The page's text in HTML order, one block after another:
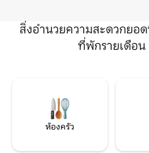
สิ่งอำนวยความสะดวกยอ
ที่พักรายเดือน
ห้องครัว